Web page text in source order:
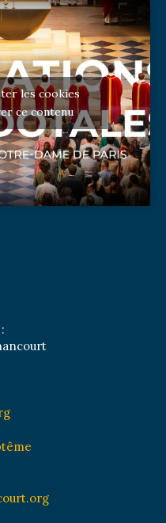
les cookies
ce contenu